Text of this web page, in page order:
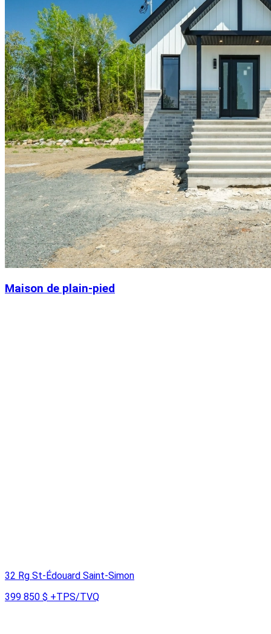
Maison de plain-pied
32 Rg St-Édouard Saint-Simon
399 850 $ +TPS/TVQ